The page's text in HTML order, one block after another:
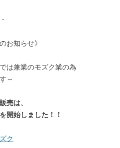
お知らせ》
は兼業のモズク業の為
～
売は、
開始しました！！
ク